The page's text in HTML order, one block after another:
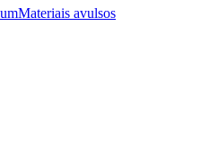
Materiais avulsos